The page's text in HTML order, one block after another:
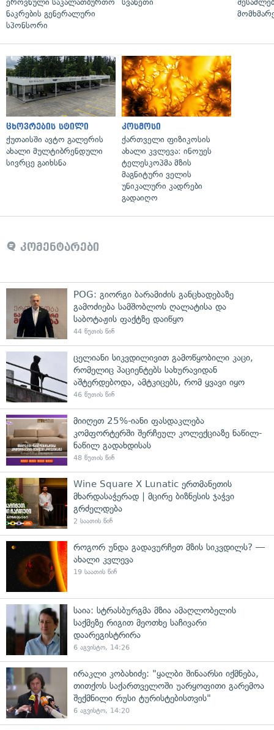
ეროვნული საკალათბურთო
ნაკრების გენერალური
სპონსორი
სვანეთი
ცხოვრების სტილი
ქუთაისში ავტო გალერის
ახალი მულტიბრენდული
სივრცე გაიხსნა
კოსმოსი
ქართველი ფიზიკოსის
ახალი კვლევა: ინოუეს
ტელესკოპმა მზის
მაგნიტური ველის
უნიკალური კადრები
გადაიღო
კომენტარები
POG: გიორგი ბარამიძის განცხადებაზე
გამოძიება სამშობლოს ღალატისა და
საბოტაჟის ფაქტზე დაიწყო
44 წუთის წინ
ცელიანი სიკვდილივით გამოწყობილი კაცი,
რომელიც პაციენტებს სახურავიდან
აშტერდებოდა, ამტკიცებს, რომ ყვავი იყო
46 წუთის წინ
მიიღეთ 25%-იანი ფასდაკლება
კომფორტერში შერჩეულ კოლექციაზე ნაწილ-
ნაწილ გადახდისას
48 წუთის წინ
Wine Square X Lunatic ერთმანეთის
მხარდასაჭერად | მცირე ბიზნესის ჯაჭვი
გრძელდება
2 საათის წინ
როგორ უნდა გადავურჩეთ მზის სიკვდილს? —
ახალი კვლევა
19 საათის წინ
საია: სტრასბურგმა მზია ამაღლობელის
საქმეზე რიგით მეოთხე საჩივარი
დაარეგისტრირა
6 აგვისტო, 14:26
ირაკლი კობახიძე: "ყალბი შინაარსი იქმნება,
თითქოს საქართველოში უარყოფითი გარემოა
შექმნილი რუსი ტურისტებისთვის"
6 აგვისტო, 14:20